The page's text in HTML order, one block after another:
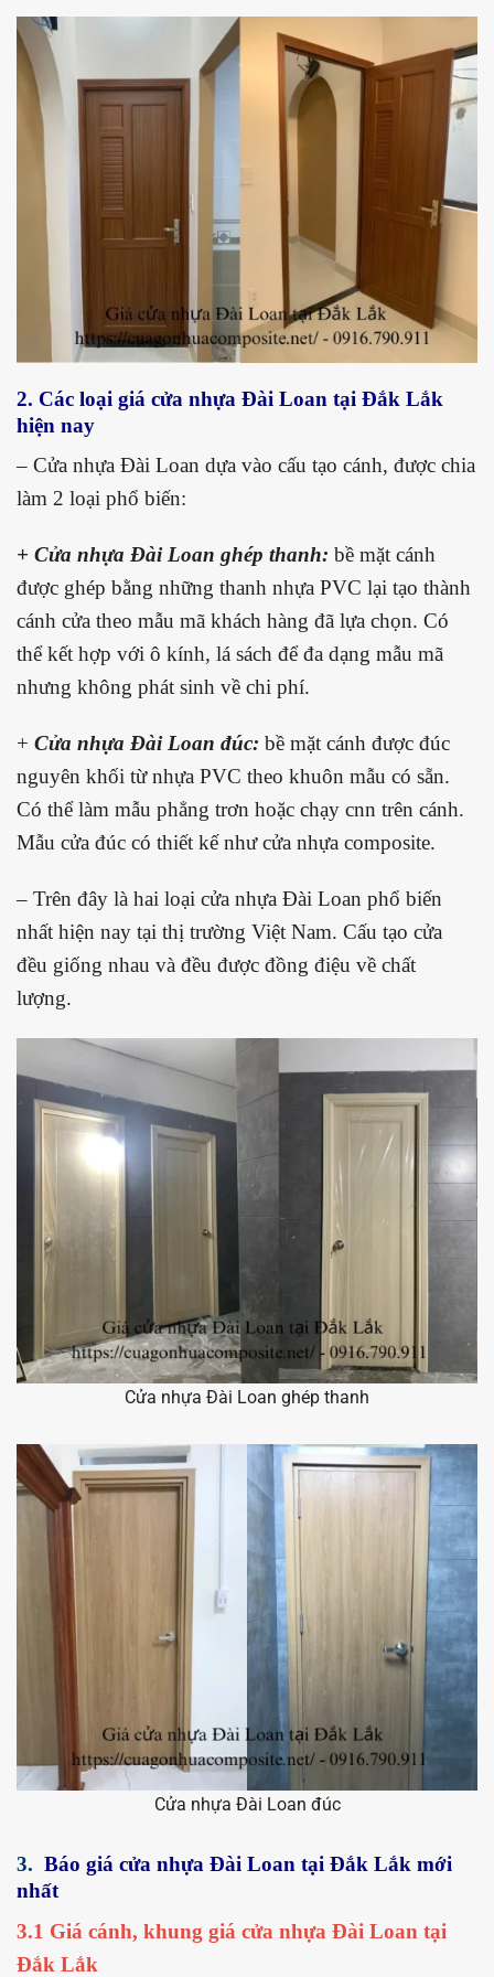
2. Các loại giá cửa nhựa Đài Loan tại Đắk Lắk
hiện nay
– Cửa nhựa Đài Loan dựa vào cấu tạo cánh, được chia
làm 2 loại phổ biến:
+ Cửa nhựa Đài Loan ghép thanh: bề mặt cánh
được ghép bằng những thanh nhựa PVC lại tạo thành
cánh cửa theo mẫu mã khách hàng đã lựa chọn. Có
thể kết hợp với ô kính, lá sách để đa dạng mẫu mã
nhưng không phát sinh về chi phí.
+ Cửa nhựa Đài Loan đúc: bề mặt cánh được đúc
nguyên khối từ nhựa PVC theo khuôn mẫu có sẵn.
Có thể làm mẫu phẳng trơn hoặc chạy cnn trên cánh.
Mẫu cửa đúc có thiết kế như cửa nhựa composite.
– Trên đây là hai loại cửa nhựa Đài Loan phổ biến
nhất hiện nay tại thị trường Việt Nam. Cấu tạo cửa
đều giống nhau và đều được đồng điệu về chất
lượng.
Cửa nhựa Đài Loan ghép thanh
Cửa nhựa Đài Loan đúc
3. Báo giá cửa nhựa Đài Loan tại Đắk Lắk mới
nhất
3.1 Giá cánh, khung giá cửa nhựa Đài Loan tại
Đắk Lắk